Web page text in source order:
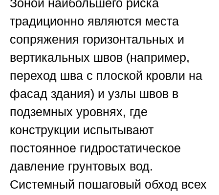
Зоной наибольшего риска
традиционно являются места
сопряжения горизонтальных и
вертикальных швов (например,
переход шва с плоской кровли на
фасад здания) и узлы швов в
подземных уровнях, где
конструкции испытывают
постоянное гидростатическое
давление грунтовых вод.
Системный пошаговый обход всех